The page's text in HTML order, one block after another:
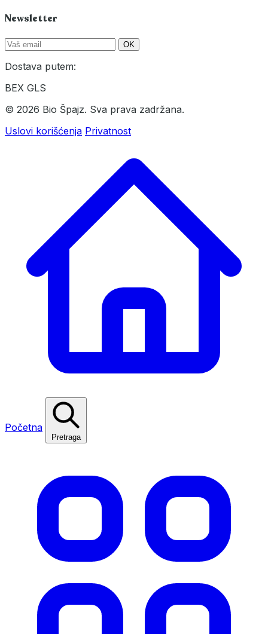
Newsletter
OK
Dostava putem:
BEX GLS
© 2026 Bio Špajz. Sva prava zadržana.
Uslovi korišćenja Privatnost
Početna
Pretraga